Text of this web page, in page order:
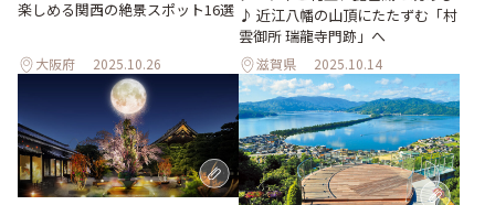
楽しめる関西の絶景スポット16選
大阪府 2025.10.26
♪ 近江八幡の山頂にたたずむ「村
雲御所 瑞龍寺門跡」へ
滋賀県 2025.10.14